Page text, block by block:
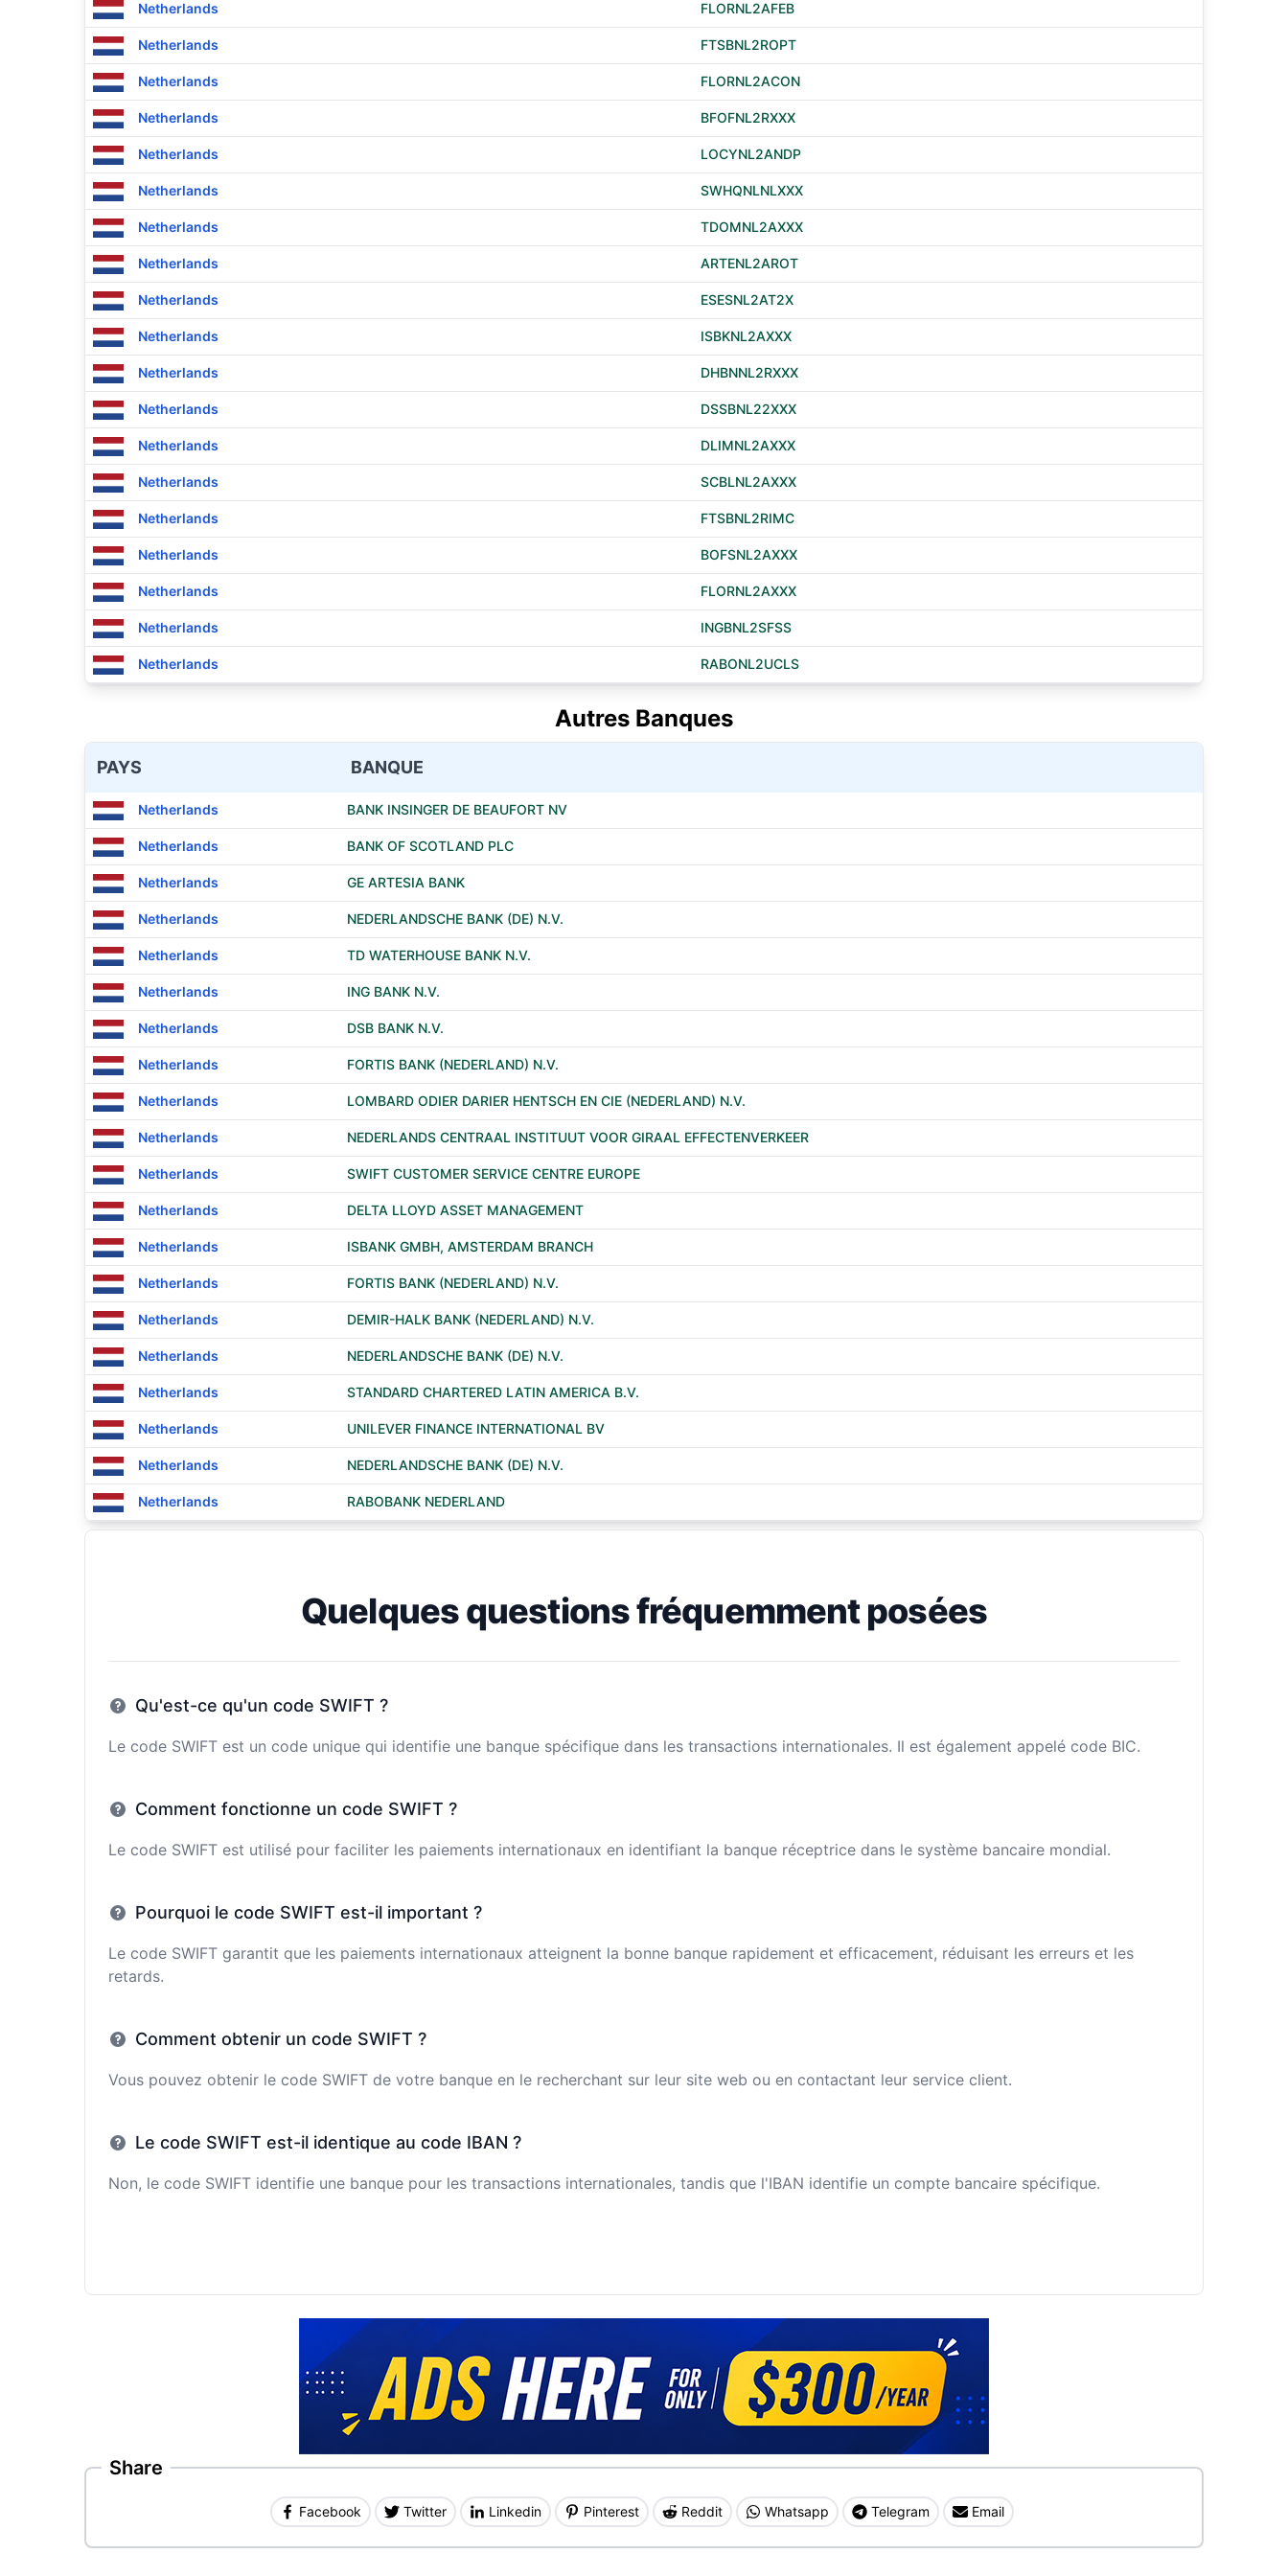
Netherlands FLORNL2AFEB
Netherlands FTSBNL2ROPT
Netherlands FLORNL2ACON
Netherlands BFOFNL2RXXX
Netherlands LOCYNL2ANDP
Netherlands SWHQNLNLXXX
Netherlands TDOMNL2AXXX
Netherlands ARTENL2AROT
Netherlands ESESNL2AT2X
Netherlands ISBKNL2AXXX
Netherlands DHBNNL2RXXX
Netherlands DSSBNL22XXX
Netherlands DLIMNL2AXXX
Netherlands SCBLNL2AXXX
Netherlands FTSBNL2RIMC
Netherlands BOFSNL2AXXX
Netherlands FLORNL2AXXX
Netherlands INGBNL2SFSS
Netherlands RABONL2UCLS
Autres Banques
PAYS BANQUE
Netherlands BANK INSINGER DE BEAUFORT NV
Netherlands BANK OF SCOTLAND PLC
Netherlands GE ARTESIA BANK
Netherlands NEDERLANDSCHE BANK (DE) N.V.
Netherlands TD WATERHOUSE BANK N.V.
Netherlands ING BANK N.V.
Netherlands DSB BANK N.V.
Netherlands FORTIS BANK (NEDERLAND) N.V.
Netherlands LOMBARD ODIER DARIER HENTSCH EN CIE (NEDERLAND) N.V.
Netherlands NEDERLANDS CENTRAAL INSTITUUT VOOR GIRAAL EFFECTENVERKEER
Netherlands SWIFT CUSTOMER SERVICE CENTRE EUROPE
Netherlands DELTA LLOYD ASSET MANAGEMENT
Netherlands ISBANK GMBH, AMSTERDAM BRANCH
Netherlands FORTIS BANK (NEDERLAND) N.V.
Netherlands DEMIR-HALK BANK (NEDERLAND) N.V.
Netherlands NEDERLANDSCHE BANK (DE) N.V.
Netherlands STANDARD CHARTERED LATIN AMERICA B.V.
Netherlands UNILEVER FINANCE INTERNATIONAL BV
Netherlands NEDERLANDSCHE BANK (DE) N.V.
Netherlands RABOBANK NEDERLAND
Quelques questions fréquemment posées
Qu'est-ce qu'un code SWIFT ?
Le code SWIFT est un code unique qui identifie une banque spécifique dans les transactions internationales. Il est également appelé code BIC.
Comment fonctionne un code SWIFT ?
Le code SWIFT est utilisé pour faciliter les paiements internationaux en identifiant la banque réceptrice dans le système bancaire mondial.
Pourquoi le code SWIFT est-il important ?
Le code SWIFT garantit que les paiements internationaux atteignent la bonne banque rapidement et efficacement, réduisant les erreurs et les
retards.
Comment obtenir un code SWIFT ?
Vous pouvez obtenir le code SWIFT de votre banque en le recherchant sur leur site web ou en contactant leur service client.
Le code SWIFT est-il identique au code IBAN ?
Non, le code SWIFT identifie une banque pour les transactions internationales, tandis que l'IBAN identifie un compte bancaire spécifique.
Share
Facebook Twitter Linkedin Pinterest Reddit Whatsapp Telegram Email